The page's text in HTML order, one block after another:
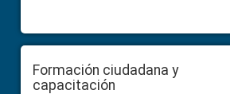
Formación ciudadana y
capacitación